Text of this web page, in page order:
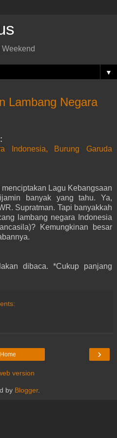
▼
Lambang Negara
Indonesia, Burung Garuda
Lagu Kebangsaan
banyak yang tahu. Ya,
Supratman. Tapi banyakkah
lambang negara Indonesia
Kemungkinan besar
dibaca. *Cukup panjang
›
Home
version
by Blogger.